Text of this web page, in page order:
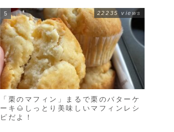
「栗のマフィン」まるで栗のバターケ
ーキ🌰しっとり美味しいマフィンレシ
ピだよ！
22235 views